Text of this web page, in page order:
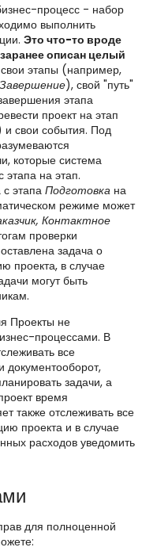
процесс - набор
выполнить
Это что-то вроде
описан целый
этапы (например,
), свой "путь"
этапа
проект на этап
и свои события. Под
которые система
этапа на этап.
этапа Подготовка на
режиме может
Контактное
проверки
задача о
проекта, в случае
могут быть
Проекты не
процессами. В
все
документооборот,
задачи, а
время
также отслеживать все
проекта и в случае
расходов уведомить
для полноценной